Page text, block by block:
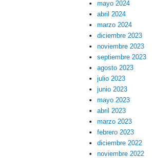
mayo 2024
abril 2024
marzo 2024
diciembre 2023
noviembre 2023
septiembre 2023
agosto 2023
julio 2023
junio 2023
mayo 2023
abril 2023
marzo 2023
febrero 2023
diciembre 2022
noviembre 2022